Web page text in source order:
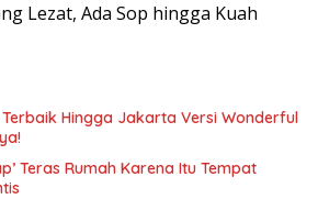
Lezat, Ada Sop hingga Kuah
Hingga Jakarta Versi Wonderful
Teras Rumah Karena Itu Tempat